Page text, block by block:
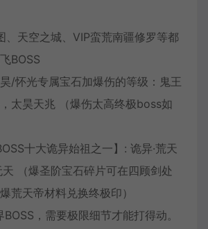
、天空之城、VIP蛮荒南疆修罗等都
BOSS
/怀光专属宝石加爆伤的等级：鬼王
太昊天兆 （爆伤太高终极boss如
十大诡异始祖之一】: 诡异·荒天
天 （爆圣阶宝石碎片可在四顾剑处
荒天帝材料兑换终极印）
BOSS，需要极限细节才能打得动。